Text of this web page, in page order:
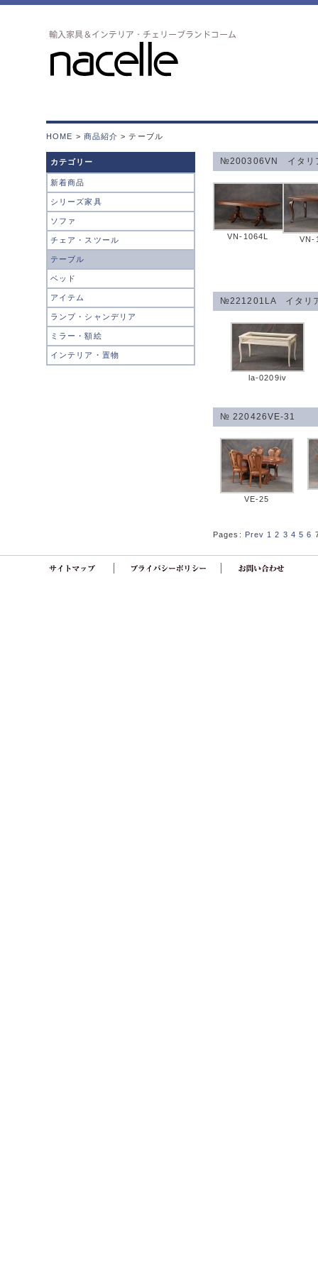
HOME > 商品紹介 > テーブル
カテゴリー
新着商品
シリーズ家具
ソファ
チェア・スツール
テーブル
ベッド
アイテム
ランプ・シャンデリア
ミラー・額絵
インテリア・置物
№200306VN イタリ
VN-1064L VN-
№221201LA イタリ
la-0209iv
№ 220426VE-31
VE-25
Pages: Prev 1 2 3 4 5 6